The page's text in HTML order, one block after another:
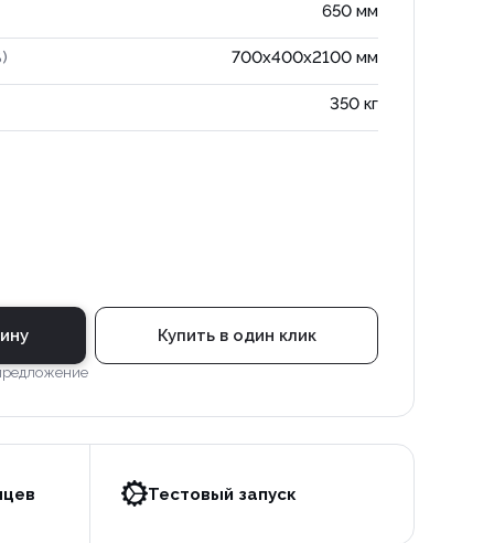
650 мм
700x400x2100 мм
350 кг
Купить в один клик
Тестовый запуск